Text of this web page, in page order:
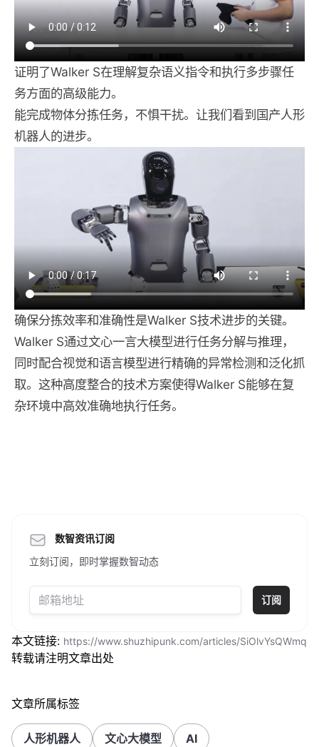
证明了Walker S在理解复杂语义指令和执行多步骤任
务方面的高级能力。
能完成物体分拣任务，不惧干扰。让我们看到国产人形
机器人的进步。
确保分拣效率和准确性是Walker S技术进步的关键。
Walker S通过文心一言大模型进行任务分解与推理，
同时配合视觉和语言模型进行精确的异常检测和泛化抓
取。这种高度整合的技术方案使得Walker S能够在复
杂环境中高效准确地执行任务。
数智资讯订阅
立刻订阅，即时掌握数智动态
订阅
本文链接: https://www.shuzhipunk.com/articles/SiOlvYsQWmq
转载请注明文章出处
文章所属标签
人形机器人 文心大模型 AI